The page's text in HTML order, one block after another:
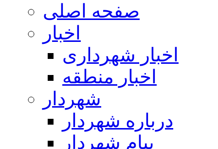
صفحه اصلی
اخبار
اخبار شهرداری
اخبار منطقه
شهردار
درباره شهردار
پیام شهردار